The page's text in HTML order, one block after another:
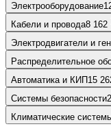
Электрооборудование
Кабели и провода8 162
Электродвигатели и
Распределительное
Автоматика и КИП 15
Системы безопасности
Климатические